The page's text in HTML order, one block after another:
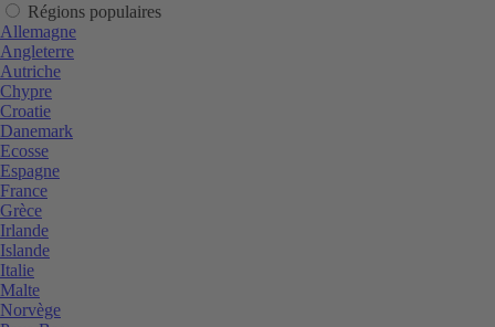
Régions populaires
Allemagne
Angleterre
Autriche
Chypre
Croatie
Danemark
Ecosse
Espagne
France
Grèce
Irlande
Islande
Italie
Malte
Norvège